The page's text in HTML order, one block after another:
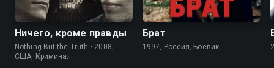
Ничего, кроме правды
Nothing But the Truth • 2008,
США, Криминал
Брат
1997, Россия, Боевик